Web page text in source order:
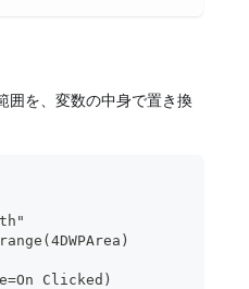
囲を、変数の中身で置き換
Clicked)